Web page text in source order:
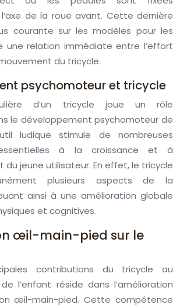
de la roue avant. Cette dernière
courante sur les modèles pour les
une relation immédiate entre l’effort
du tricycle.
psychomoteur et tricycle
d’un tricycle joue un rôle
le développement psychomoteur de
ludique stimule de nombreuses
à la croissance et à
du jeune utilisateur. En effet, le tricycle
plusieurs aspects de la
ainsi à une amélioration globale
et cognitives.
œil-main-pied sur le
contributions du tricycle au
l’enfant réside dans l’amélioration
œil-main-pied. Cette compétence